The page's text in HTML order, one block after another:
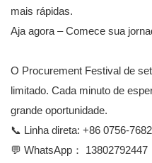
mais rápidas.
Aja agora – Comece sua
O Procurement Festival de
limitado. Cada minuto de
grande oportunidade.
📞 Linha direta: +86 0756-
💬 WhatsApp： 13802792447